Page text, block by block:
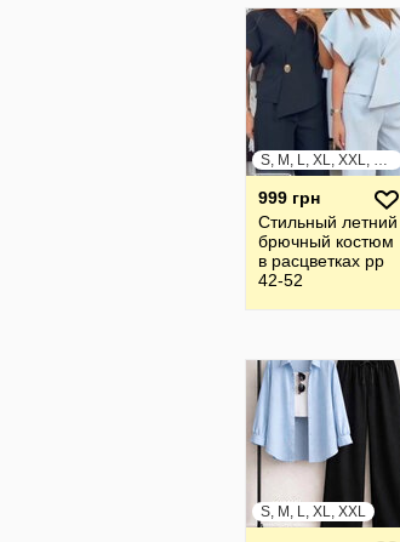
S, M, L, XL, XXL, XXXL
999 грн
Стильный летний
брючный костюм
в расцветках рр
42-52
S, M, L, XL, XXL